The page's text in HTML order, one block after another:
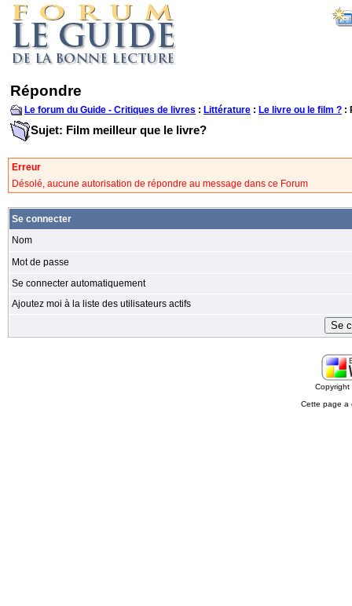
Répondre
Le forum du Guide - Critiques de livres : Littérature : Le livre ou le film ? :
Sujet: Film meilleur que le livre?
Erreur
Désolé, aucune autorisation de répondre au message dans ce Forum
Se connecter
Nom
Mot de passe
Se connecter automatiquement
Ajoutez moi à la liste des utilisateurs actifs
Cette page a